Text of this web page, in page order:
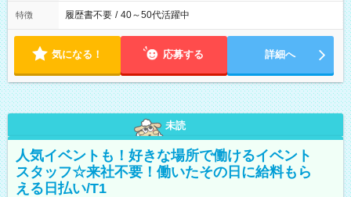
特徴 履歴書不要 / 40～50代活躍中
気になる！ 応募する 詳細へ
未読
人気イベントも！好きな場所で働けるイベント
スタッフ☆来社不要！働いたその日に給料もら
える日払い/T1